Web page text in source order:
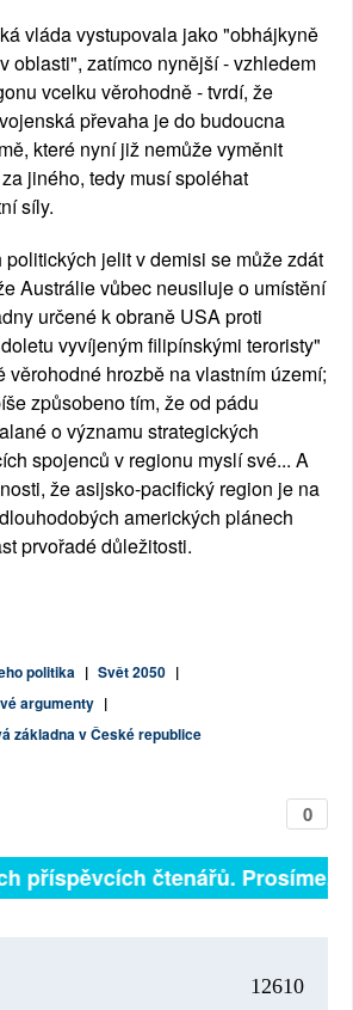
vláda vystupovala jako "obhájkyně
oblasti", zatímco nynější - vzhledem
vcelku věrohodně - tvrdí, že
převaha je do budoucna
které nyní již nemůže vyměnit
jiného, tedy musí spoléhat
síly.
jelit v demisi se může zdát
Austrálie vůbec neusiluje o umístění
určené k obraně USA proti
vyvíjeným filipínskými teroristy"
věrohodné hrozbě na vlastním území;
způsobeno tím, že od pádu
o významu strategických
spojenců v regionu myslí své... A
že asijsko-pacifický region je na
amerických plánech
prvořadé důležitosti.
politika | Svět 2050 |
argumenty |
základna v České republice
0
příspěvcích čtenářů. Prosíme,
12610